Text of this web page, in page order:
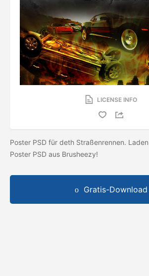
LICENSE INFO
Poster PSD für deth Straßenrennen.
Poster PSD aus Brusheezy!
Gratis-Download